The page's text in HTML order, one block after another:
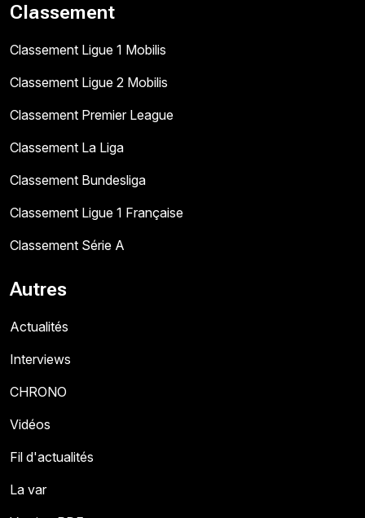
Classement
Classement Ligue 1 Mobilis
Classement Ligue 2 Mobilis
Classement Premier League
Classement La Liga
Classement Bundesliga
Classement Ligue 1 Française
Classement Série A
Autres
Actualités
Interviews
CHRONO
Vidéos
Fil d'actualités
La var